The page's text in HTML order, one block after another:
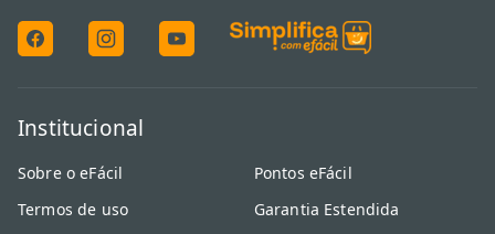
Institucional
Sobre o eFácil
Termos de uso
Pontos eFácil
Garantia Estendida